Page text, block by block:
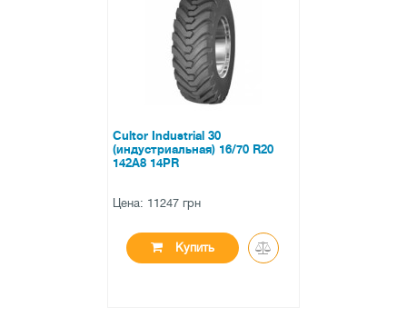
Cultor Industrial 30
(индустриальная) 16/70 R20
142A8 14PR
Цена: 11247 грн
Купить